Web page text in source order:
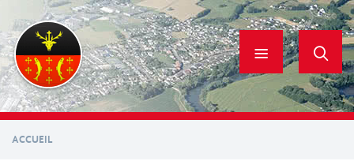
contenu
principal
ACCUEIL